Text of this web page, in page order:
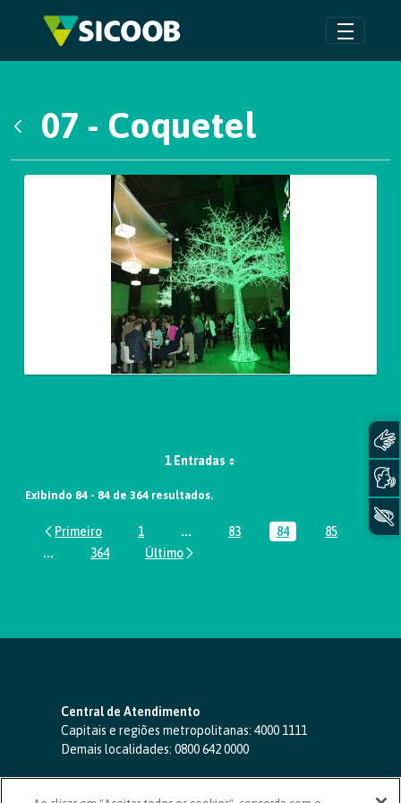
Pular para o Conteúdo principal
07 - Coquetel
Galeria de Mídias
1 Entradas
Exibindo 84 - 84 de 364 resultados.
Página
1 ...Páginas intermediárias Usar ABA
Página
83 Página
84 Página
85
...Páginas intermediárias Usar ABA para navegar.
Página
364
Central de Atendimento
Capitais e regiões metropolitanas: 4000 1111
Demais localidades: 0800 642 0000
SAC 24 horas-0800 724 4420